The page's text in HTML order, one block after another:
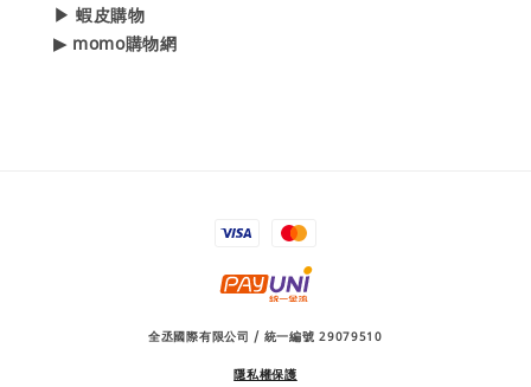
▶ 蝦皮購物
▶ momo購物網
全丞國際有限公司 / 統一編號 29079510
隱私權保護